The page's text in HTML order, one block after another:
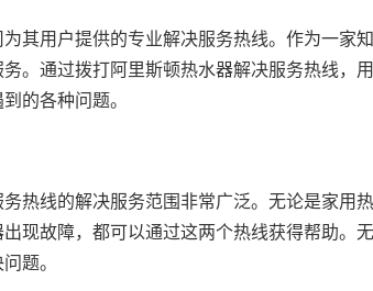
其用户提供的专业解决服务热线。作为一家
。通过拨打阿里斯顿热水器解决服务热线，
的各种问题。
热线的解决服务范围非常广泛。无论是家用
现故障，都可以通过这两个热线获得帮助。
题。